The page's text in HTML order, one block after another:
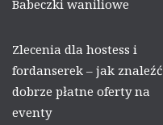
Babeczki waniliowe
Zlecenia dla hostess i
fordanserek – jak znaleźć
dobrze płatne oferty na
eventy